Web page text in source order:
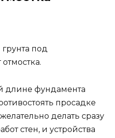
под
длине фундамента
просадке
делать сразу
стен, и устройства